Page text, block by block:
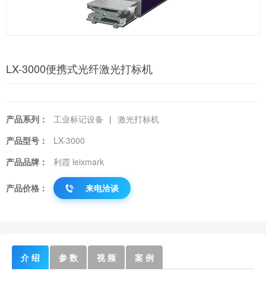
LX-3000便携式光纤激光打标机
产品系列： 工业标记设备 | 激光打标机
产品型号：
LX-3000
产品品牌：
利霞 leixmark
产品价格： 来电洽谈
介 绍 参 数 视 频 案 例